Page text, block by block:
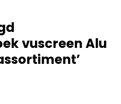
vuscreen Alu